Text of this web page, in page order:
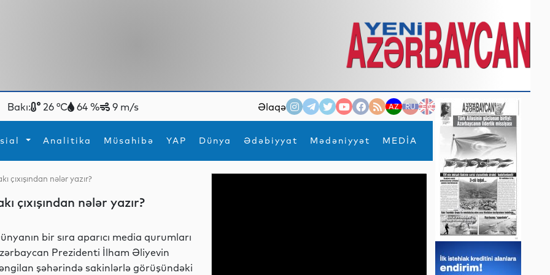
Bakı: 26 °C 64 % 9 m/s Əlaqə AZ RU EN
Analitika Müsahibə YAP Dünya Ədəbiyyat Mədəniyyət MEDİA
×
İdmanYeni texnologiyalar
nələr yazır?
çıxışından nələr yazır?
bir sıra aparıcı media qurumları
Prezidenti İlham Əliyevin
şəhərində sakinlərlə görüşündəki